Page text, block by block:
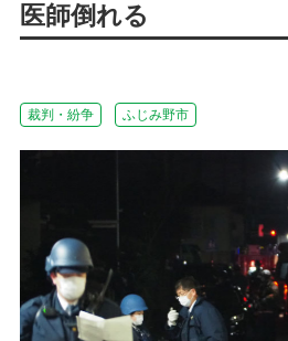
医師倒れる
裁判・紛争 ふじみ野市